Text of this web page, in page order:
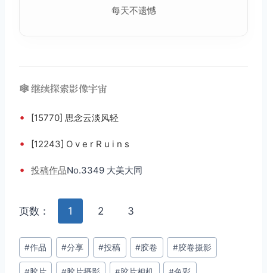
每天不遗憾
🕸️ 继续探索影像宇宙
• [15770] 思念云淡风轻
• [12243] O v e r R u i n s
• 投稿作品No.3349 大美大同
页数： 1 2 3
文
章
#作品 #分享 #投稿 #胶卷 #胶卷摄影